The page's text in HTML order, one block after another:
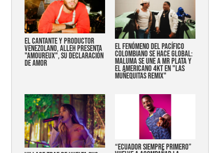
EL CANTANTE Y PRODUCTOR
VENEZOLANO, ALLEH PRESENTA
"AMOUREUX", SU DECLARACIÓN
DE AMOR
EL FENÓMENO DEL PACÍFICO
COLOMBIANO SE HACE GLOBAL:
MALUMA SE UNE A MR PLATA Y
EL AMERICANO 4KT EN "LAS
MUÑEQUITAS REMIX"
“Ecuador siempre primero”